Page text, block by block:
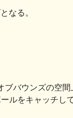
なる。
ブバウンズの空
ルをキャッチし